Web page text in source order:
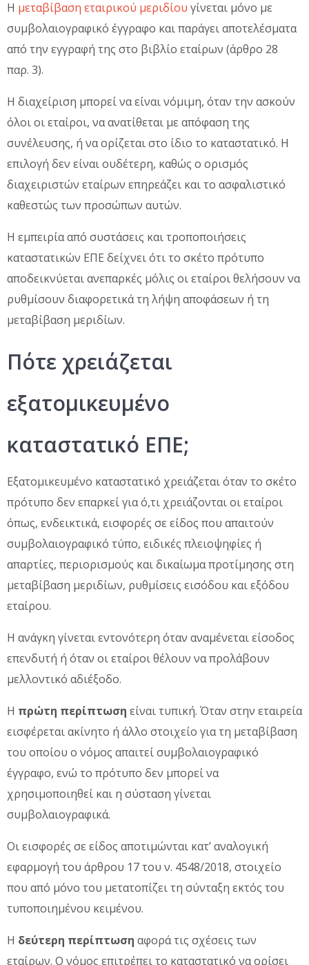
Η μεταβίβαση εταιρικού μεριδίου γίνεται μόνο με
συμβολαιογραφικό έγγραφο και παράγει αποτελέσματα
από την εγγραφή της στο βιβλίο εταίρων (άρθρο 28
παρ. 3).
Η διαχείριση μπορεί να είναι νόμιμη, όταν την ασκούν
όλοι οι εταίροι, να ανατίθεται με απόφαση της
συνέλευσης, ή να ορίζεται στο ίδιο το καταστατικό. Η
επιλογή δεν είναι ουδέτερη, καθώς ο ορισμός
διαχειριστών εταίρων επηρεάζει και το ασφαλιστικό
καθεστώς των προσώπων αυτών.
Η εμπειρία από συστάσεις και τροποποιήσεις
καταστατικών ΕΠΕ δείχνει ότι το σκέτο πρότυπο
αποδεικνύεται ανεπαρκές μόλις οι εταίροι θελήσουν να
ρυθμίσουν διαφορετικά τη λήψη αποφάσεων ή τη
μεταβίβαση μεριδίων.
Πότε χρειάζεται
εξατομικευμένο
καταστατικό ΕΠΕ;
Εξατομικευμένο καταστατικό χρειάζεται όταν το σκέτο
πρότυπο δεν επαρκεί για ό,τι χρειάζονται οι εταίροι
όπως, ενδεικτικά, εισφορές σε είδος που απαιτούν
συμβολαιογραφικό τύπο, ειδικές πλειοψηφίες ή
απαρτίες, περιορισμούς και δικαίωμα προτίμησης στη
μεταβίβαση μεριδίων, ρυθμίσεις εισόδου και εξόδου
εταίρου.
Η ανάγκη γίνεται εντονότερη όταν αναμένεται είσοδος
επενδυτή ή όταν οι εταίροι θέλουν να προλάβουν
μελλοντικό αδιέξοδο.
Η πρώτη περίπτωση είναι τυπική. Όταν στην εταιρεία
εισφέρεται ακίνητο ή άλλο στοιχείο για τη μεταβίβαση
του οποίου ο νόμος απαιτεί συμβολαιογραφικό
έγγραφο, ενώ το πρότυπο δεν μπορεί να
χρησιμοποιηθεί και η σύσταση γίνεται
συμβολαιογραφικά.
Οι εισφορές σε είδος αποτιμώνται κατ’ αναλογική
εφαρμογή του άρθρου 17 του ν. 4548/2018, στοιχείο
που από μόνο του μετατοπίζει τη σύνταξη εκτός του
τυποποιημένου κειμένου.
Η δεύτερη περίπτωση αφορά τις σχέσεις των
εταίρων. Ο νόμος επιτρέπει το καταστατικό να ορίσει